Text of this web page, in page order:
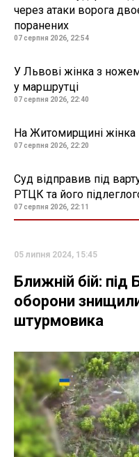
через атаки ворога
поранених
07 серпня 2026, 22:54
У Львові жінка з
у маршрутці
07 серпня 2026, 22:40
На Житомирщині жінка
07 серпня 2026, 22:20
Суд відправив під
РТЦК та його
07 серпня 2026, 22:11
05 липня 2024, 15:45
Ближній бій:
оборони
штурмовика